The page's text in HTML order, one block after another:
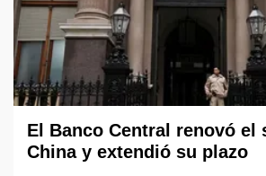
El Banco Central renovó el
China y extendió su plazo